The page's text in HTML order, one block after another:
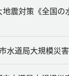
震対策《全国の
水道局大規模災